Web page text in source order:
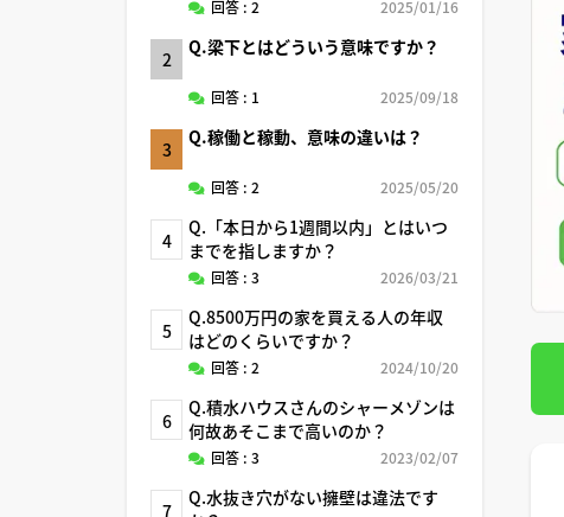
回答 : 2 2025/01/16
2
Q.梁下とはどういう意味ですか？
回答 : 1 2025/09/18
3
Q.稼働と稼動、意味の違いは？
回答 : 2 2025/05/20
4
Q.「本日から1週間以内」とはいつ
までを指しますか？
回答 : 3 2026/03/21
5
Q.8500万円の家を買える人の年収
はどのくらいですか？
回答 : 2 2024/10/20
6
Q.積水ハウスさんのシャーメゾンは
何故あそこまで高いのか？
回答 : 3 2023/02/07
7
Q.水抜き穴がない擁壁は違法です